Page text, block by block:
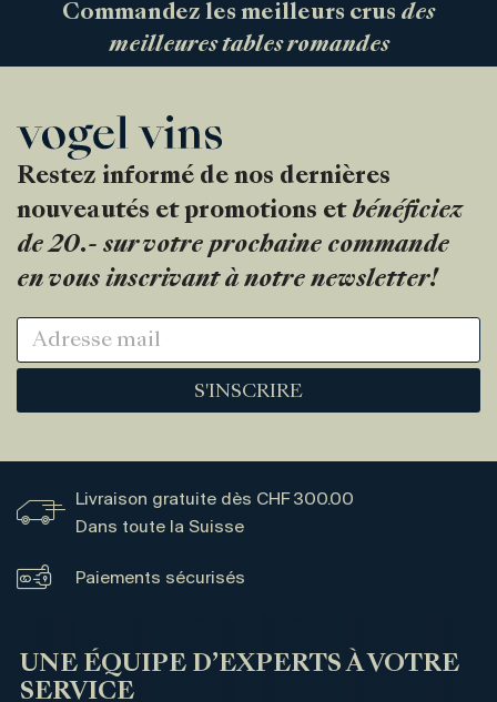
Commandez les meilleurs crus des
meilleures tables romandes
Restez informé de nos dernières
nouveautés et promotions et bénéficiez
de 20.- sur votre prochaine commande
en vous inscrivant à notre newsletter!
S'INSCRIRE
Livraison gratuite dès CHF 300.00
Dans toute la Suisse
Paiements sécurisés
UNE ÉQUIPE D’EXPERTS À VOTRE
SERVICE